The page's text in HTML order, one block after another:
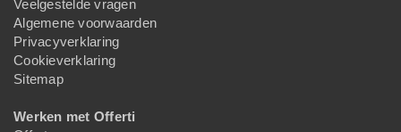
Veelgestelde vragen
Algemene voorwaarden
Privacyverklaring
Cookieverklaring
Sitemap
Werken met Offerti